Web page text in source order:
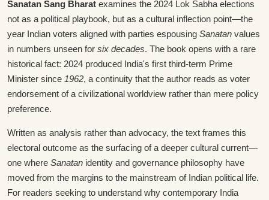
Sanatan Sang Bharat examines the 2024 Lok Sabha elections
not as a political playbook, but as a cultural inflection point—the
year Indian voters aligned with parties espousing Sanatan values
in numbers unseen for six decades. The book opens with a rare
historical fact: 2024 produced India's first third-term Prime
Minister since 1962, a continuity that the author reads as voter
endorsement of a civilizational worldview rather than mere policy
preference.
Written as analysis rather than advocacy, the text frames this
electoral outcome as the surfacing of a deeper cultural current—
one where Sanatan identity and governance philosophy have
moved from the margins to the mainstream of Indian political life.
For readers seeking to understand why contemporary India